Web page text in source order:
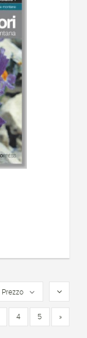
Prezzo
4 5 »